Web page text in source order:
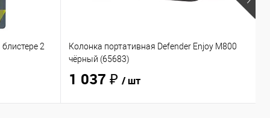
2
Колонка портативная Defender Enjoy M800
чёрный (65683)
1 037 ₽ / шт